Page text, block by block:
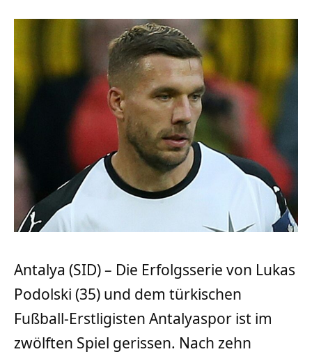
Antalya (SID) – Die Erfolgsserie von Lukas
Podolski (35) und dem türkischen
Fußball-Erstligisten Antalyaspor ist im
zwölften Spiel gerissen. Nach zehn